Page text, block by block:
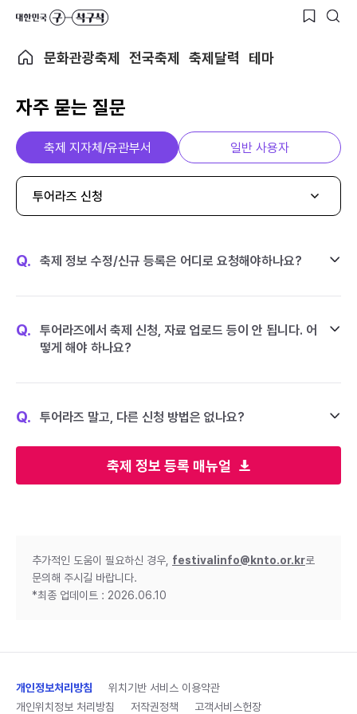
문화관광축제 전국축제 축제달력 테마
자주 묻는 질문
축제 정보 등록 매뉴얼
축제 지자체/유관부서 일반 사용자
투어라즈 신청
Q. 축제 정보 수정/신규 등록은 어디로 요청해야하나요?
Q.
투어라즈에서 축제 신청, 자료 업로드 등이 안 됩니다. 어
떻게 해야 하나요?
Q. 투어라즈 말고, 다른 신청 방법은 없나요?
추가적인 도움이 필요하신 경우, festivalinfo@knto.or.kr로
문의해 주시길 바랍니다.
*최종 업데이트 : 2026.06.10
개인정보처리방침
위치기반 서비스 이용약관
개인위치정보 처리방침
저작권정책 고객서비스헌장